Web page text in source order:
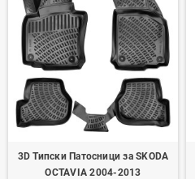
3D Типски Патосници за SKODA
OCTAVIA 2004-2013